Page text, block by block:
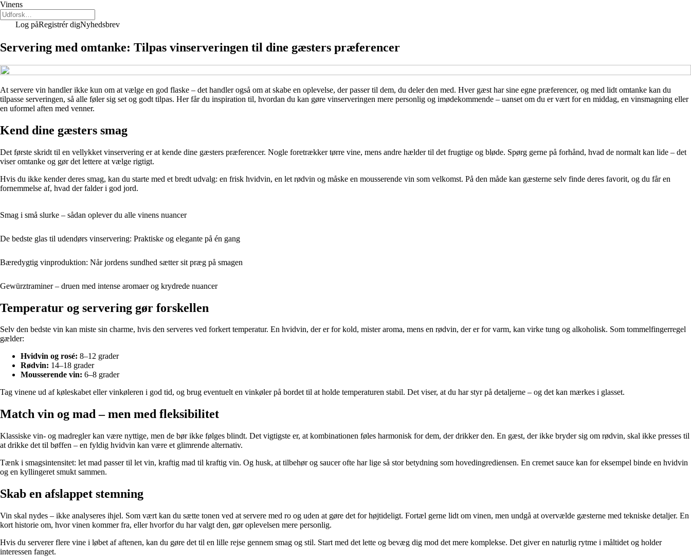
Vinens
Log påRegistrér digNyhedsbrev
Servering med omtanke: Tilpas vinserveringen til dine gæsters præferencer
At servere vin handler ikke kun om at vælge en god flaske – det handler også om at skabe en oplevelse, der passer til dem, du deler den med. Hver gæst har sine egne præferencer, og med lidt omtanke kan du
tilpasse serveringen, så alle føler sig set og godt tilpas. Her får du inspiration til, hvordan du kan gøre vinserveringen mere personlig og imødekommende – uanset om du er vært for en middag, en vinsmagning eller
en uformel aften med venner.
Kend dine gæsters smag
Det første skridt til en vellykket vinservering er at kende dine gæsters præferencer. Nogle foretrækker tørre vine, mens andre hælder til det frugtige og bløde. Spørg gerne på forhånd, hvad de normalt kan lide – det
viser omtanke og gør det lettere at vælge rigtigt.
Hvis du ikke kender deres smag, kan du starte med et bredt udvalg: en frisk hvidvin, en let rødvin og måske en mousserende vin som velkomst. På den måde kan gæsterne selv finde deres favorit, og du får en
fornemmelse af, hvad der falder i god jord.
Smag i små slurke – sådan oplever du alle vinens nuancer
De bedste glas til udendørs vinservering: Praktiske og elegante på én gang
Bæredygtig vinproduktion: Når jordens sundhed sætter sit præg på smagen
Gewürztraminer – druen med intense aromaer og krydrede nuancer
Temperatur og servering gør forskellen
Selv den bedste vin kan miste sin charme, hvis den serveres ved forkert temperatur. En hvidvin, der er for kold, mister aroma, mens en rødvin, der er for varm, kan virke tung og alkoholisk. Som tommelfingerregel
gælder:
Hvidvin og rosé: 8–12 grader
Rødvin: 14–18 grader
Mousserende vin: 6–8 grader
Tag vinene ud af køleskabet eller vinkøleren i god tid, og brug eventuelt en vinkøler på bordet til at holde temperaturen stabil. Det viser, at du har styr på detaljerne – og det kan mærkes i glasset.
Match vin og mad – men med fleksibilitet
Klassiske vin- og madregler kan være nyttige, men de bør ikke følges blindt. Det vigtigste er, at kombinationen føles harmonisk for dem, der drikker den. En gæst, der ikke bryder sig om rødvin, skal ikke presses til
at drikke det til bøffen – en fyldig hvidvin kan være et glimrende alternativ.
Tænk i smagsintensitet: let mad passer til let vin, kraftig mad til kraftig vin. Og husk, at tilbehør og saucer ofte har lige så stor betydning som hovedingrediensen. En cremet sauce kan for eksempel binde en hvidvin
og en kyllingeret smukt sammen.
Skab en afslappet stemning
Vin skal nydes – ikke analyseres ihjel. Som vært kan du sætte tonen ved at servere med ro og uden at gøre det for højtideligt. Fortæl gerne lidt om vinen, men undgå at overvælde gæsterne med tekniske detaljer. En
kort historie om, hvor vinen kommer fra, eller hvorfor du har valgt den, gør oplevelsen mere personlig.
Hvis du serverer flere vine i løbet af aftenen, kan du gøre det til en lille rejse gennem smag og stil. Start med det lette og bevæg dig mod det mere komplekse. Det giver en naturlig rytme i måltidet og holder
interessen fanget.